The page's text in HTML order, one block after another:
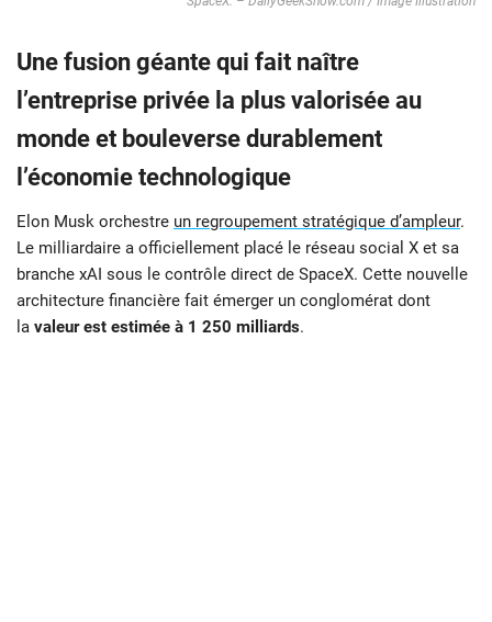
Une fusion géante qui fait naître
l’entreprise privée la plus valorisée au
monde et bouleverse durablement
l’économie technologique
Elon Musk orchestre un regroupement stratégique d’ampleur.
Le milliardaire a officiellement placé le réseau social X et sa
branche xAI sous le contrôle direct de SpaceX. Cette nouvelle
architecture financière fait émerger un conglomérat dont
la valeur est estimée à 1 250 milliards.